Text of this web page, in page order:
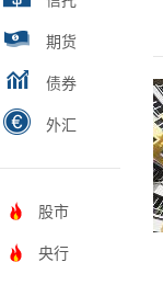
期货
债券
外汇
股市
央行